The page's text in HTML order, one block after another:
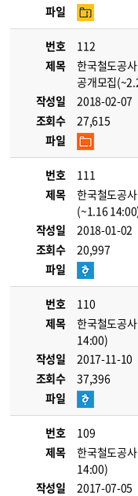
파일
번호
112
제목
한국철도공
공개모집
작성일
2018-02-07
조회수
27,615
파일
번호
111
제목
한국철도공
(~1.16
작성일
2018-01-02
조회수
20,997
파일
번호
110
제목
한국철도공
14:00)
작성일
2017-11-10
조회수
37,396
파일
번호
109
제목
한국철도공
14:00)
작성일
2017-07-05